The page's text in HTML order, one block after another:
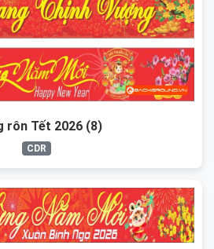
rôn Tết 2026 (8)
CDR